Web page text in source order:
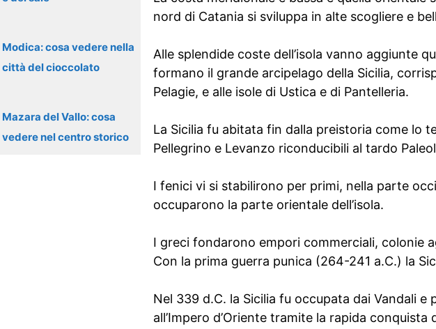
nord di Catania si sviluppa in alte scogliere e
Alle splendide coste dell’isola vanno aggiunte
formano il grande arcipelago della Sicilia,
Pelagie, e alle isole di Ustica e di Pantelleria.
La Sicilia fu abitata fin dalla preistoria come lo
Pellegrino e Levanzo riconducibili al tardo
I fenici vi si stabilirono per primi, nella parte
occuparono la parte orientale dell’isola.
I greci fondarono empori commerciali, colonie
Con la prima guerra punica (264-241 a.C.) la
Nel 339 d.C. la Sicilia fu occupata dai Vandali e
all’Impero d’Oriente tramite la rapida conquista
Modica: cosa vedere nella
città del cioccolato
Mazara del Vallo: cosa
vedere nel centro storico